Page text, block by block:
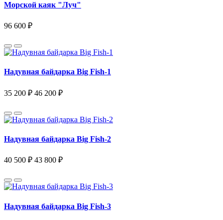
Морской каяк "Луч"
96 600 ₽
Надувная байдарка Big Fish-1
35 200 ₽ 46 200 ₽
Надувная байдарка Big Fish-2
40 500 ₽ 43 800 ₽
Надувная байдарка Big Fish-3